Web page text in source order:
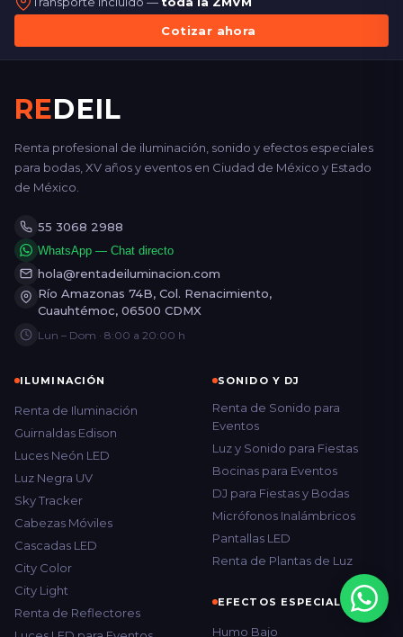
Cotizar ahora
REDEIL
Renta profesional de iluminación, sonido y efectos especiales
para bodas, XV años y eventos en Ciudad de México y Estado
de México.
55 3068 2988
WhatsApp — Chat directo
hola@rentadeiluminacion.com
Río Amazonas 74B, Col. Renacimiento,
Cuauhtémoc, 06500 CDMX
Lun – Dom · 8:00 a 20:00 h
ILUMINACIÓN
Renta de Iluminación
Guirnaldas Edison
Luces Neón LED
Luz Negra UV
Sky Tracker
Cabezas Móviles
Cascadas LED
City Color
City Light
Renta de Reflectores
SONIDO Y DJ
Renta de Sonido para
Eventos
Luz y Sonido para Fiestas
Bocinas para Eventos
DJ para Fiestas y Bodas
Micrófonos Inalámbricos
Pantallas LED
Renta de Plantas de Luz
EFECTOS ESPECIALES
Humo Bajo